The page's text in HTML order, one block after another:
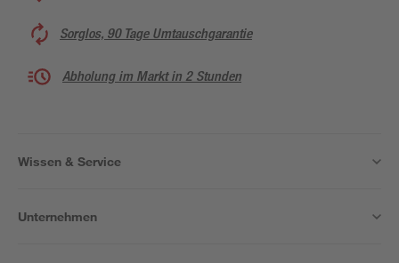
Sorglos, 90 Tage Umtauschgarantie
Abholung im Markt in 2 Stunden
Wissen & Service
Unternehmen